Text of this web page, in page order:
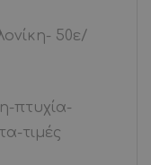
50ε/
πτυχία-
τιμές